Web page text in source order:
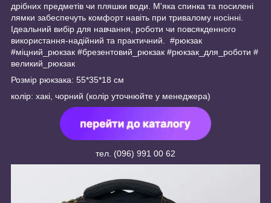
дрібних предметів чи пляшки води. М'яка спинка та посилені
лямки забеспечуть комфорт навіть при тривалому носінні.
Ідеальний вибір для навчання, роботи чи повсякденного
використання-надійний та практичний. #рюкзак
#міцний_рюкзак #брезентовий_рюкзак #рюкзак_для_роботи #
великий_рюкзак
Розмір рюкзака: 55*35*18 см
колір: хакі, чорний (колір уточнюйте у менеджера)
тел. (096) 991 00 62